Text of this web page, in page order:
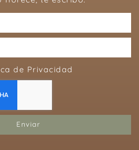
de Privacidad
Enviar